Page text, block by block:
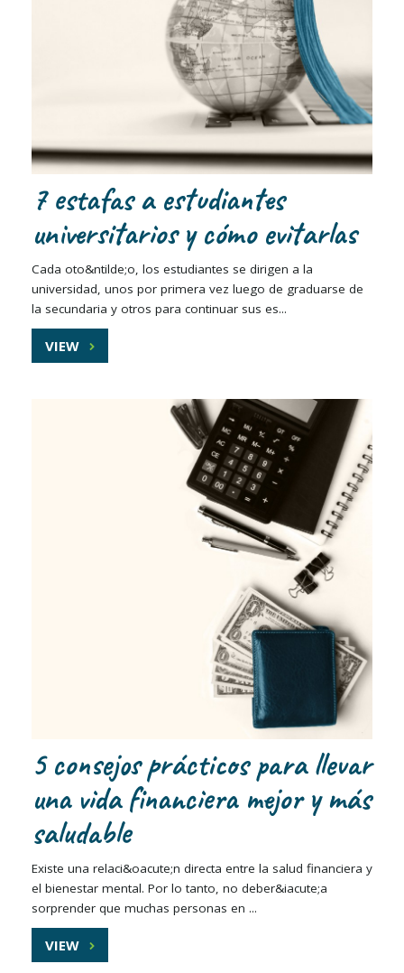
7 estafas a estudiantes
universitarios y cómo evitarlas
Cada oto&ntilde;o, los estudiantes se dirigen a la
universidad, unos por primera vez luego de graduarse de
la secundaria y otros para continuar sus es...
VIEW
5 consejos prácticos para llevar
una vida financiera mejor y más
saludable
Existe una relaci&oacute;n directa entre la salud financiera y
el bienestar mental. Por lo tanto, no deber&iacute;a
sorprender que muchas personas en ...
VIEW